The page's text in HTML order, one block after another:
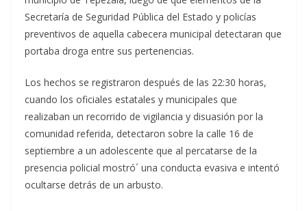
Secretaría de Seguridad Pública del Estado y policías
preventivos de aquella cabecera municipal detectaran que
portaba droga entre sus pertenencias.
Los hechos se registraron después de las 22:30 horas,
cuando los oficiales estatales y municipales que
realizaban un recorrido de vigilancia y disuasión por la
comunidad referida, detectaron sobre la calle 16 de
septiembre a un adolescente que al percatarse de la
presencia policial mostró´ una conducta evasiva e intentó
ocultarse detrás de un arbusto.